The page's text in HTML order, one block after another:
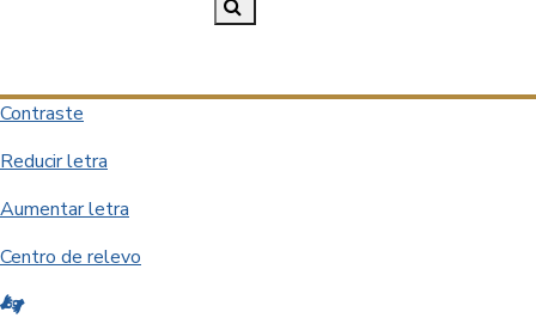
Contraste
Reducir letra
Aumentar letra
Centro de relevo